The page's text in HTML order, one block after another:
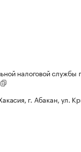
налоговой службы
г. Абакан, ул.